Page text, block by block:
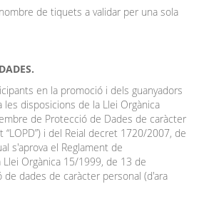
de tiquets a validar per una sola
en la promoció i dels guanyadors
disposicions de la Llei Orgànica
de Protecció de Dades de caràcter
“LOPD”) i del Reial decret 1720/2007, de
s'aprova el Reglament de
Orgànica 15/1999, de 13 de
dades de caràcter personal (d'ara